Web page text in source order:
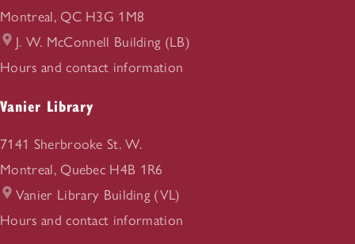
Montreal, QC H3G 1M8
J. W. McConnell Building (LB)
Webster Library
Hours and contact information
Vanier Library
7141 Sherbrooke St. W.
Montreal, Quebec H4B 1R6
Vanier Library Building (VL)
Vanier Library
Hours and contact information